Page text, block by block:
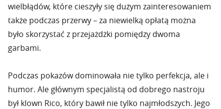
wielbłądów, które cieszyły się dużym zainteresowaniem
także podczas przerwy – za niewielką opłatą można
było skorzystać z przejażdżki pomiędzy dwoma
garbami.
Podczas pokazów dominowała nie tylko perfekcja, ale i
humor. Ale głównym specjalistą od dobrego nastroju
był klown Rico, który bawił nie tylko najmłodszych. Jego